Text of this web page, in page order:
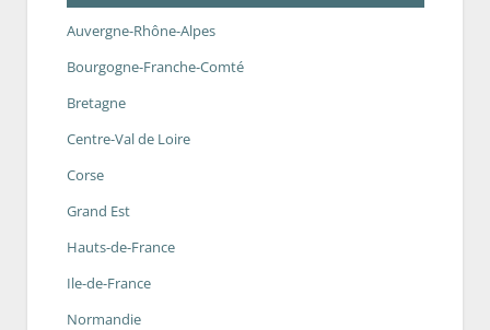
Auvergne-Rhône-Alpes
Bourgogne-Franche-Comté
Bretagne
Centre-Val de Loire
Corse
Grand Est
Hauts-de-France
Ile-de-France
Normandie